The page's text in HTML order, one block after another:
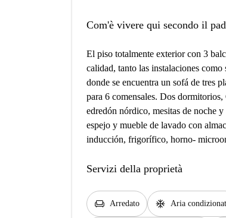
Com'è vivere qui secondo il
El piso totalmente exterior con 3
calidad, tanto las instalaciones como
donde se encuentra un sofá de tres
para 6 comensales. Dos
edredón nórdico, mesitas de noche
espejo y mueble de lavado con
inducción, frigorífico, horno-
Servizi della proprietà
chair Arredato ac_unit Aria